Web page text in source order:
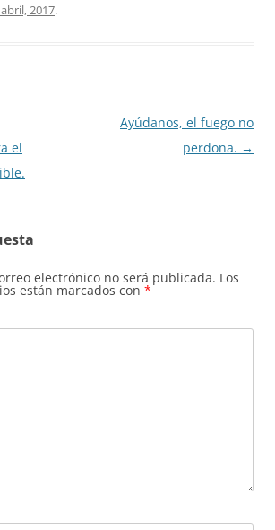
2017.
el
Ayúdanos, el fuego no
perdona. →
electrónico no será publicada. Los
están marcados con *